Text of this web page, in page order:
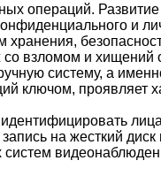
операций.
и
взломом и
систему, а
ключом, проявляет
на жесткий